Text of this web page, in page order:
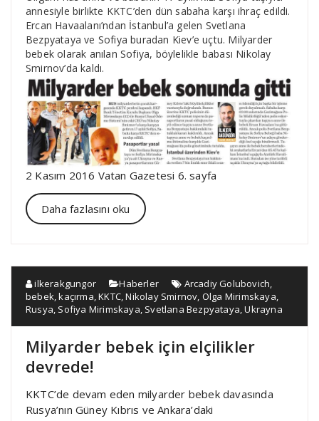
annesiyle birlikte KKTC’den dün sabaha karşı ihraç edildi.
Ercan Havaalanı’ndan İstanbul’a gelen Svetlana
Bezpyataya ve Sofiya buradan Kiev’e uçtu. Milyarder
bebek olarak anılan Sofiya, böylelikle babası Nikolay
Smirnov’da kaldı.
2 Kasım 2016 Vatan Gazetesi 6. sayfa
Daha fazlasını oku
ilkerakgungor Haberler Arcadiy Golubovich,
bebek,kaçırma,KKTC,Nikolay Smirnov, Olga Mirimskaya,
Rusya, Sofiya Mirimskaya, Svetlana Bezpyataya,Ukrayna
Milyarder bebek için elçilikler
devrede!
KKTC’de devam eden milyarder bebek davasında
Rusya’nın Güney Kıbrıs ve Ankara’daki